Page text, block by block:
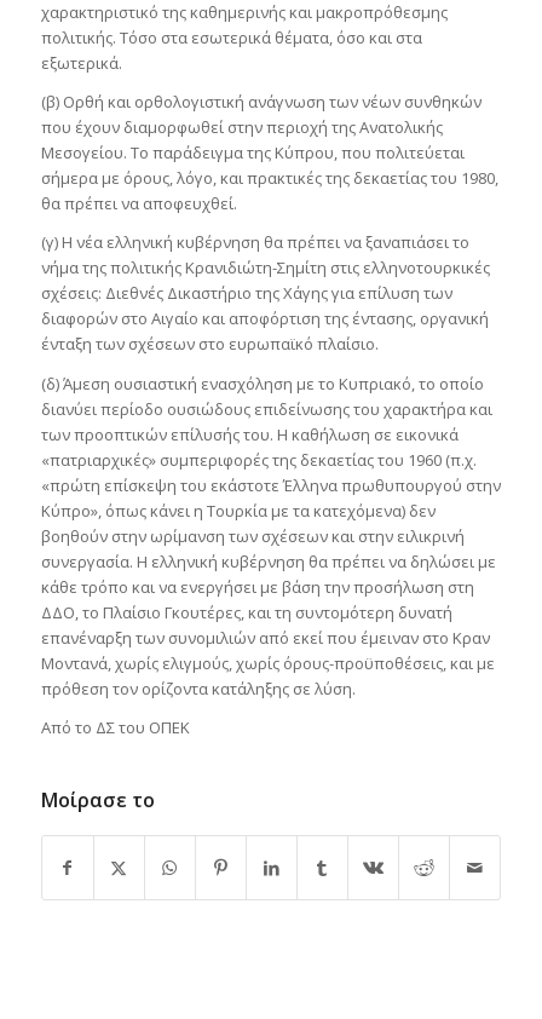
χαρακτηριστικό της καθημερινής και μακροπρόθεσμης
πολιτικής. Τόσο στα εσωτερικά θέματα, όσο και στα
εξωτερικά.
(β) Ορθή και ορθολογιστική ανάγνωση των νέων συνθηκών
που έχουν διαμορφωθεί στην περιοχή της Ανατολικής
Μεσογείου. Το παράδειγμα της Κύπρου, που πολιτεύεται
σήμερα με όρους, λόγο, και πρακτικές της δεκαετίας του 1980,
θα πρέπει να αποφευχθεί.
(γ) Η νέα ελληνική κυβέρνηση θα πρέπει να ξαναπιάσει το
νήμα της πολιτικής Κρανιδιώτη-Σημίτη στις ελληνοτουρκικές
σχέσεις: Διεθνές Δικαστήριο της Χάγης για επίλυση των
διαφορών στο Αιγαίο και αποφόρτιση της έντασης, οργανική
ένταξη των σχέσεων στο ευρωπαϊκό πλαίσιο.
(δ) Άμεση ουσιαστική ενασχόληση με το Κυπριακό, το οποίο
διανύει περίοδο ουσιώδους επιδείνωσης του χαρακτήρα και
των προοπτικών επίλυσής του. Η καθήλωση σε εικονικά
«πατριαρχικές» συμπεριφορές της δεκαετίας του 1960 (π.χ.
«πρώτη επίσκεψη του εκάστοτε Έλληνα πρωθυπουργού στην
Κύπρο», όπως κάνει η Τουρκία με τα κατεχόμενα) δεν
βοηθούν στην ωρίμανση των σχέσεων και στην ειλικρινή
συνεργασία. Η ελληνική κυβέρνηση θα πρέπει να δηλώσει με
κάθε τρόπο και να ενεργήσει με βάση την προσήλωση στη
ΔΔΟ, το Πλαίσιο Γκουτέρες, και τη συντομότερη δυνατή
επανέναρξη των συνομιλιών από εκεί που έμειναν στο Κραν
Μοντανά, χωρίς ελιγμούς, χωρίς όρους-προϋποθέσεις, και με
πρόθεση τον ορίζοντα κατάληξης σε λύση.
Από το ΔΣ του ΟΠΕΚ
Μοίρασε το